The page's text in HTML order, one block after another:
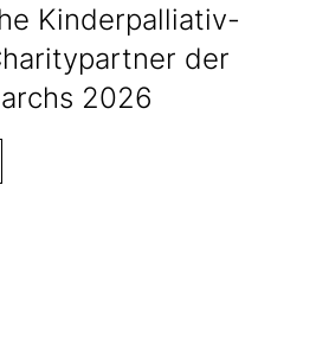
Kinderpalliativ-
der
2026